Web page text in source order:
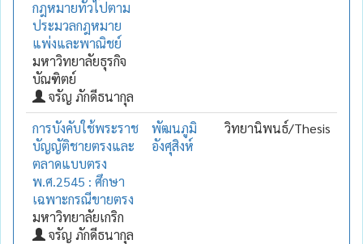
กฎหมายทั่วไปตาม
ประมวลกฎหมาย
แพ่งและพาณิชย์
มหาวิทยาลัยธุรกิจ
บัณฑิตย์
จรัญ ภักดีธนากุล
การบังคับใช้พระราช
บัญญัติชายตรงและ
ตลาดแบบตรง
พ.ศ.2545 : ศึกษา
เฉพาะกรณีขายตรง
มหาวิทยาลัยเกริก
จรัญ ภักดีธนากุล
พัฒนภูมิ
อังศุสิงห์
วิทยานิพนธ์/Thesis